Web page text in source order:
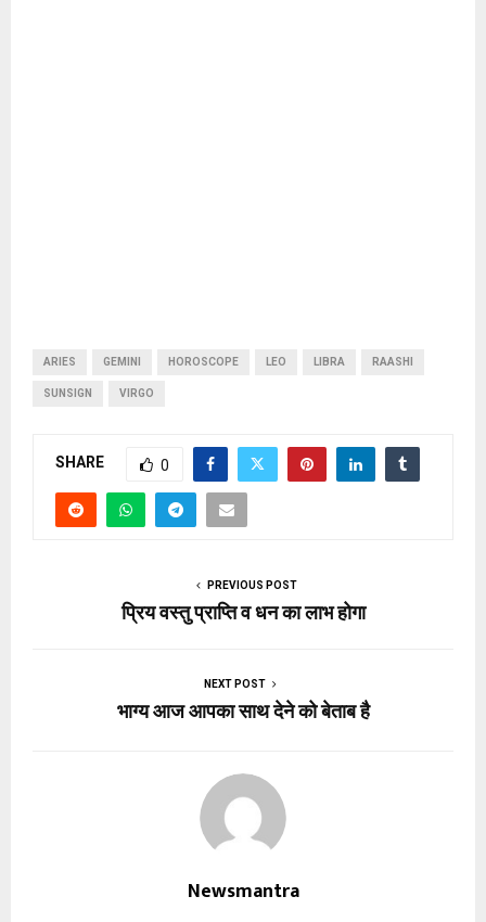
ARIES GEMINI HOROSCOPE LEO LIBRA RAASHI
SUNSIGN VIRGO
SHARE 0
PREVIOUS POST
प्रिय वस्तु प्राप्ति व धन का लाभ होगा
NEXT POST
भाग्य आज आपका साथ देने को बेताब है
Newsmantra